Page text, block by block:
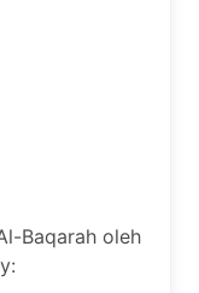
Baqarah oleh